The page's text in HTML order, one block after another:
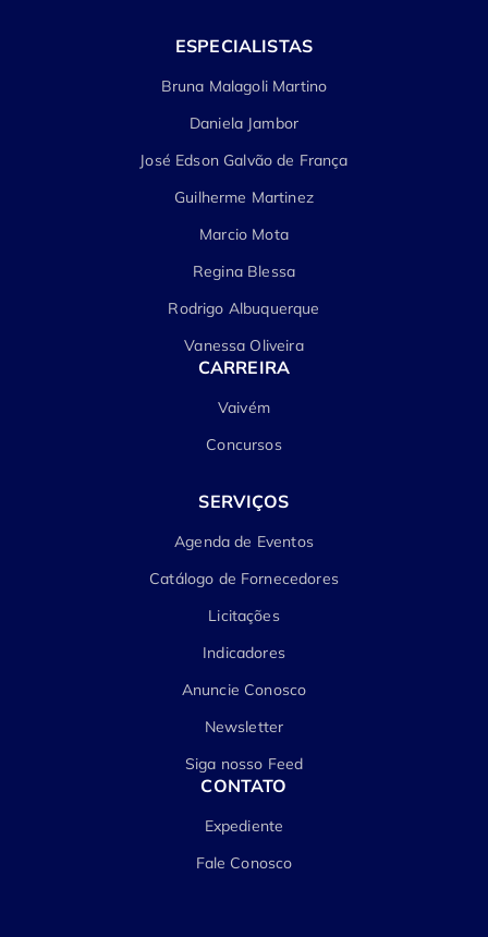
ESPECIALISTAS
Bruna Malagoli Martino
Daniela Jambor
José Edson Galvão de França
Guilherme Martinez
Marcio Mota
Regina Blessa
Rodrigo Albuquerque
Vanessa Oliveira
CARREIRA
Vaivém
Concursos
SERVIÇOS
Agenda de Eventos
Catálogo de Fornecedores
Licitações
Indicadores
Anuncie Conosco
Newsletter
Siga nosso Feed
CONTATO
Expediente
Fale Conosco